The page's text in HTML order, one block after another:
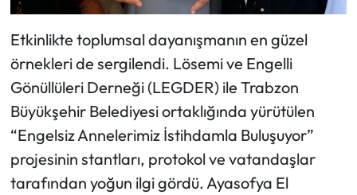
Etkinlikte toplumsal dayanışmanın en güzel
örnekleri de sergilendi. Lösemi ve Engelli
Gönüllüleri Derneği (LEGDER) ile Trabzon
Büyükşehir Belediyesi ortaklığında yürütülen
“Engelsiz Annelerimiz İstihdamla Buluşuyor”
projesinin stantları, protokol ve vatandaşlar
tarafından yoğun ilgi gördü. Ayasofya El